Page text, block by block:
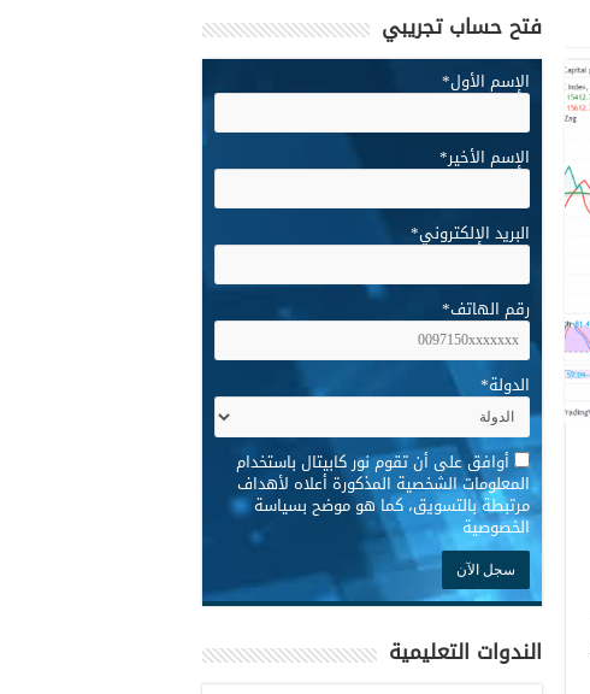
فتح حساب تجريبي
الإسم الأول*
الإسم الأخير*
البريد الإلكتروني*
رقم الهاتف*
الدولة*
* أوافق على أن تقوم نور كابيتال باستخدام
المعلومات الشخصية المذكورة أعلاه لأهداف
مرتبطة بالتسويق، كما هو موضح بسياسة
الخصوصية
الندوات التعليمية